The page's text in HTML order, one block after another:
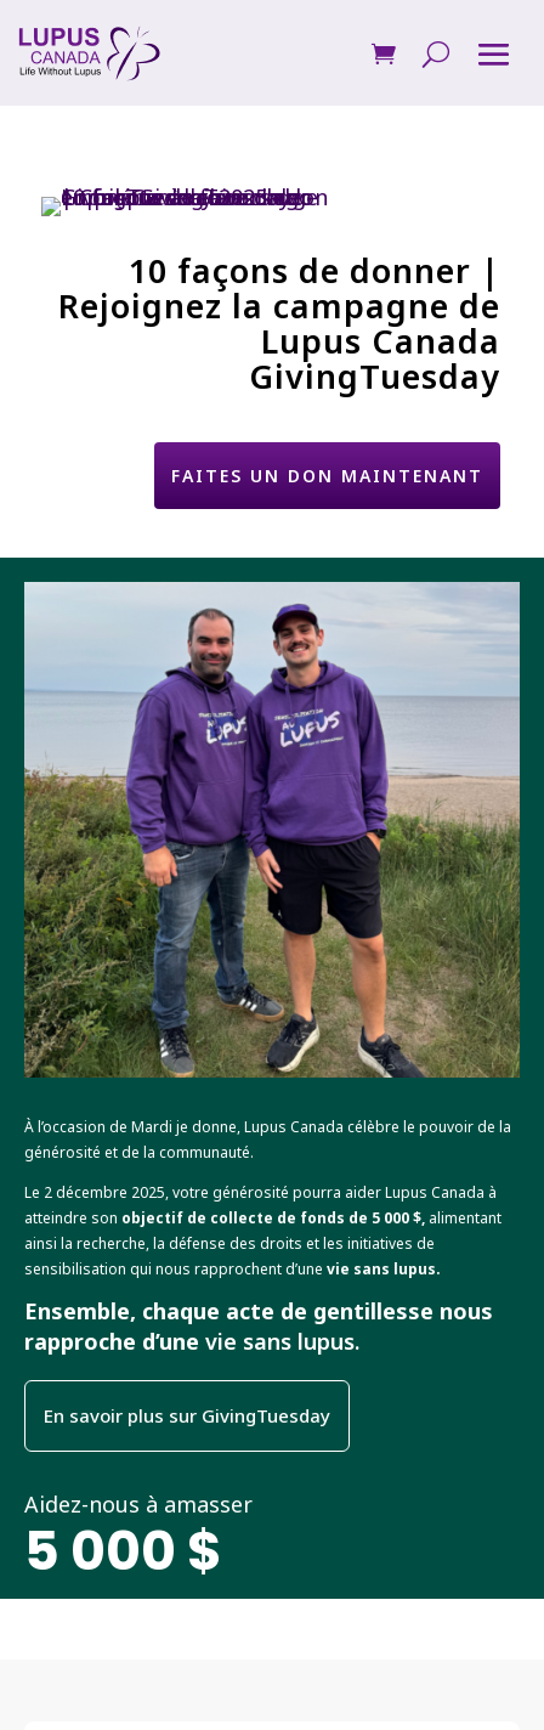
10 façons de donner |
Rejoignez la campagne de
Lupus Canada
GivingTuesday
FAITES UN DON MAINTENANT
À l’occasion de Mardi je donne, Lupus Canada célèbre le pouvoir de la
générosité et de la communauté.
Le 2 décembre 2025, votre générosité pourra aider Lupus Canada à
atteindre son objectif de collecte de fonds de 5 000 $, alimentant
ainsi la recherche, la défense des droits et les initiatives de
sensibilisation qui nous rapprochent d’une vie sans lupus.
Ensemble, chaque acte de gentillesse nous
rapproche d’une vie sans lupus.
En savoir plus sur GivingTuesday
Aidez-nous à amasser
5 000 $